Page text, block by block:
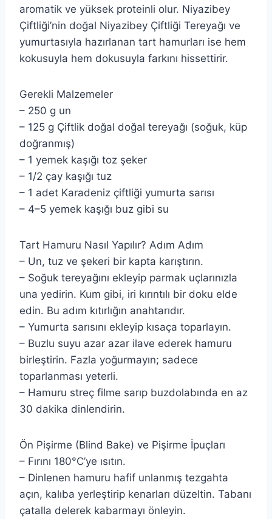
aromatik ve yüksek proteinli olur. Niyazibey
Çiftliği’nin doğal Niyazibey Çiftliği Tereyağı ve
yumurtasıyla hazırlanan tart hamurları ise hem
kokusuyla hem dokusuyla farkını hissettirir.
Gerekli Malzemeler
– 250 g un
– 125 g Çiftlik doğal doğal tereyağı (soğuk, küp
doğranmış)
– 1 yemek kaşığı toz şeker
– 1/2 çay kaşığı tuz
– 1 adet Karadeniz çiftliği yumurta sarısı
– 4–5 yemek kaşığı buz gibi su
Tart Hamuru Nasıl Yapılır? Adım Adım
– Un, tuz ve şekeri bir kapta karıştırın.
– Soğuk tereyağını ekleyip parmak uçlarınızla
una yedirin. Kum gibi, iri kırıntılı bir doku elde
edin. Bu adım kıtırlığın anahtarıdır.
– Yumurta sarısını ekleyip kısaça toparlayın.
– Buzlu suyu azar azar ilave ederek hamuru
birleştirin. Fazla yoğurmayın; sadece
toparlanması yeterli.
– Hamuru streç filme sarıp buzdolabında en az
30 dakika dinlendirin.
Ön Pişirme (Blind Bake) ve Pişirme İpuçları
– Fırını 180°C’ye ısıtın.
– Dinlenen hamuru hafif unlanmış tezgahta
açın, kalıba yerleştirip kenarları düzeltin. Tabanı
çatalla delerek kabarmayı önleyin.